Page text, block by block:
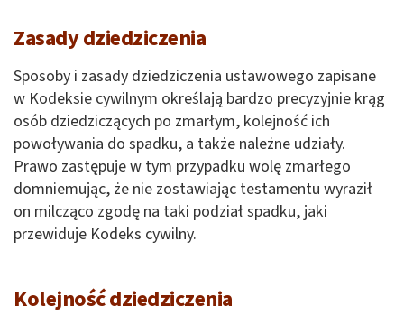
Zasady dziedziczenia
Sposoby i zasady dziedziczenia ustawowego zapisane
w Kodeksie cywilnym określają bardzo precyzyjnie krąg
osób dziedziczących po zmarłym, kolejność ich
powoływania do spadku, a także należne udziały.
Prawo zastępuje w tym przypadku wolę zmarłego
domniemując, że nie zostawiając testamentu wyraził
on milcząco zgodę na taki podział spadku, jaki
przewiduje Kodeks cywilny.
Kolejność dziedziczenia